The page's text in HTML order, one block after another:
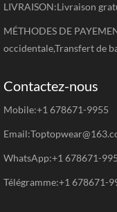
LIVRAISON:Livraison
MÉTHODES DE
occidentale,Transfert de
Contactez-nous
Mobile:+1 678671-9955
WhatsApp:+1 678671-
Télégramme:+1 678671-